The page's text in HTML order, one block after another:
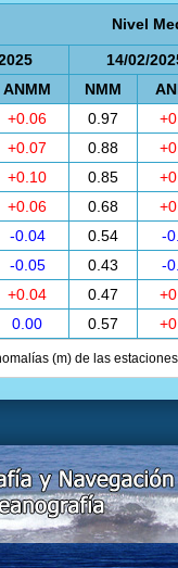
Nivel
14/02/
ANMM NMM
+0.06 0.97
+0.07 0.88
+0.10 0.85
+0.06 0.68
-0.04 0.54
-
-0.05 0.43
-
+0.04 0.47
0.00 0.57
(m) de las